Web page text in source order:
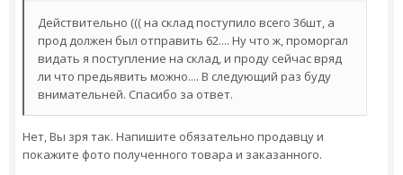
Действительно ((( на склад поступило всего 36шт, а
прод должен был отправить 62.... Ну что ж, проморгал
видать я поступление на склад, и проду сейчас вряд
ли что предьявить можно.... В следующий раз буду
внимательней. Спасибо за ответ.
Нет, Вы зря так. Напишите обязательно продавцу и
покажите фото полученного товара и заказанного.